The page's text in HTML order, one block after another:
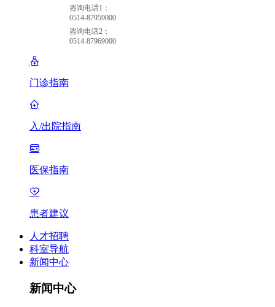
咨询电话1：
0514-87959000
咨询电话2：
0514-87969000
门诊指南
入/出院指南
医保指南
患者建议
人才招聘
科室导航
新闻中心
新闻中心